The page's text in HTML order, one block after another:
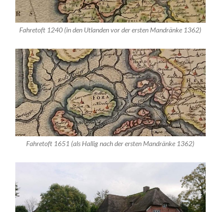
Fahretoft 1240 (in den Utlanden vor der ersten Mandränke 1362)
Fahretoft 1651 (als Hallig nach der ersten Mandränke 1362)